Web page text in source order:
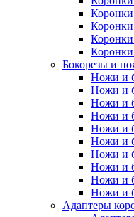
Коронки
Бокорезы и
Ножи и
Ножи и
Ножи и
Ножи и
Ножи и
Ножи и
Ножи и
Ножи и
Ножи и
Ножи и
Адаптеры